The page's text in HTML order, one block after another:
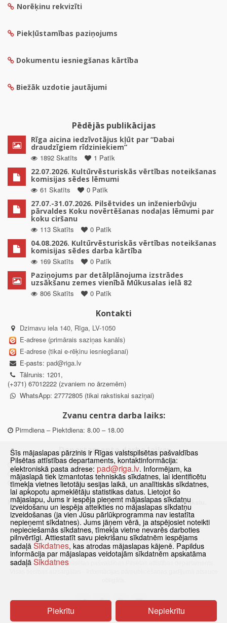
Norēķinu rekvizīti
Piekļūstamības paziņojums
Dokumentu iesniegšanas kārtība
Biežāk uzdotie jautājumi
Pēdējās publikācijas
Rīga aicina iedzīvotājus kļūt par “Dabai
draudzīgiem rīdziniekiem”
1892 Skatīts
1 Patīk
22.07.2026. Kultūrvēsturiskās vērtības noteikšanas
komisijas sēdes lēmumi
61 Skatīts
0 Patīk
27.07.-31.07.2026. Pilsētvides un inženierbūvju
pārvaldes Koku novērtēšanas nodaļas lēmumi par
koku ciršanu
113 Skatīts
0 Patīk
04.08.2026. Kultūrvēsturiskās vērtības noteikšanas
komisijas sēdes darba kārtība
169 Skatīts
0 Patīk
Paziņojums par detālplānojuma izstrādes
uzsākšanu zemes vienībā Mūkusalas ielā 82
806 Skatīts
0 Patīk
Kontakti
Dzirnavu iela 140, Rīga, LV-1050
E-adrese (primārais saziņas kanāls)
E-adrese (tikai e-rēķinu iesniegšanai)
E-pasts: pad@riga.lv
Tālrunis: 1201,
(+371) 67012222 (zvaniem no ārzemēm)
WhatsApp: 27772805 (tikai rakstiskai saziņai)
Zvanu centra darba laiks:
Pirmdiena – Piektdiena: 8.00 – 18.00
Departamenta darba laiks:
Pirmdiena, Ceturtdiena: 8.30 – 18.00
Otrdiena, Trešdiena: 8.30 – 17.00
Piektdiena: 8.30 – 15.00
Klātienes konsultācijas pieejamas tikai ar iepriekšēju pierakstu.
Sākums Jaunumi Biežāk uzdotie jautājumi
Lapas karte
Sīkdatnes
Kontakti
© 2021 Rīgas valstspilsētas pašvaldības Pilsētas attīstības departaments.
Pārslēgties uz www versiju
Šīs mājaslapas pārzinis ir Rīgas valstspilsētas pašvaldības
Pilsētas attīstības departaments, kontaktinformācija:
elektroniskā pasta adrese: pad@riga.lv. Informējam, ka
mājaslapā tiek izmantotas tehniskās sīkdatnes, lai identificētu
tīmekļa vietnes lietotāju sesijas laikā, un analītiskās sīkdatnes,
lai apkopotu apmeklētāju statistikas datus. Lietojot šo
mājaslapu, Jums ir iespēja pieņemt mājaslapas sīkdatņu
izveidošanu un iespēja atteikties no mājaslapas sīkdatņu
izveidošanas (ja vien Jūsu pārlūkprogramma nav iestatīta
nepieņemt sīkdatnes). Jums jāņem vērā, ja atspējosiet noteikti
nepieciešamās sīkdatnes, tīmekļa vietne nevarēs darboties
pilnvērtīgi. Attiestatīt savu piekrišanu sīkdatnēm iespējams
sadaļā Sīkdatnes, kas atrodas mājaslapas kājenē. Papildus
informācija par mājaslapas veidotajām sīkdatnēm apskatāma
sadaļā Sīkdatnes
Piekrītu Nepiekrītu